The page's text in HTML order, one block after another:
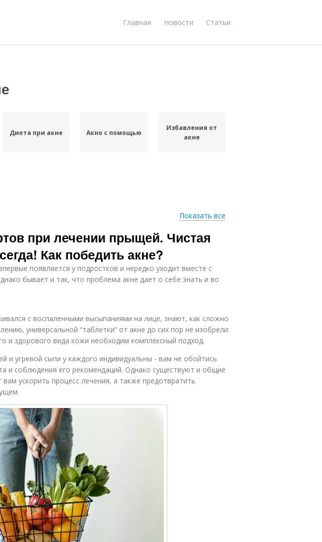
Главная Новости Статьи
Диета при акне Акно с помощью
Избавления от
акне
Показать все
при лечении прыщей. Чистая
Как победить акне?
появляется у подростков и нередко уходит вместе с
бывает и так, что проблема акне дает о себе знать и во
с воспаленными высыпаниями на лице, знают, как сложно
универсальной “таблетки” от акне до сих пор не изобрели:
и здорового вида кожи необходим комплексный подход.
и угревой сыпи у каждого индивидуальны - вам не обойтись
и соблюдения его рекомендаций. Однако существуют и общие
ускорить процесс лечения, а также предотвратить